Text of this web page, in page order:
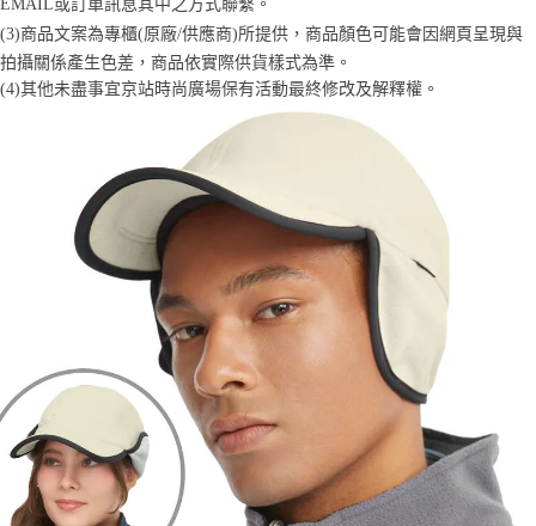
請求用戶進行身份認證。
５．嚴禁一人註冊多個帳號或使用他人資訊註冊。若發現惡意使用之情形，
恩沛科技股份有限公司將有權停止該用戶之使用額度並採取法律行動。
EMAIL或訂單訊息其中之方式聯繫。
(3)商品文案為專櫃(原廠/供應商)所提供，商品顏色可能會因網頁呈現與
拍攝關係產生色差，商品依實際供貨樣式為準。
(4)其他未盡事宜京站時尚廣場保有活動最終修改及解釋權。